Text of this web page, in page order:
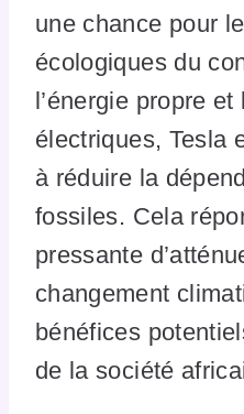
une chance pour
écologiques du
l’énergie propre
électriques, Tesla
à réduire la
fossiles. Cela
pressante
changement
bénéfices
de la société